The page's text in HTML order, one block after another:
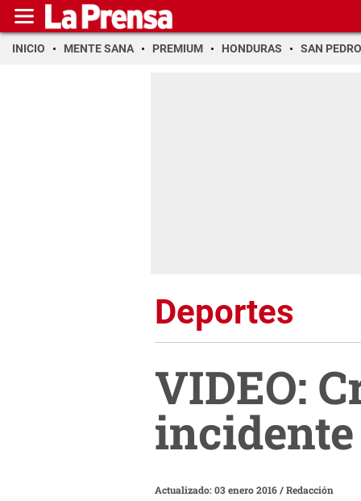
INICIO MENTE SANA PREMIUM HONDURAS SAN PEDRO
Deportes
VIDEO:
incidente
Actualizado: 03 enero 2016/Redacción